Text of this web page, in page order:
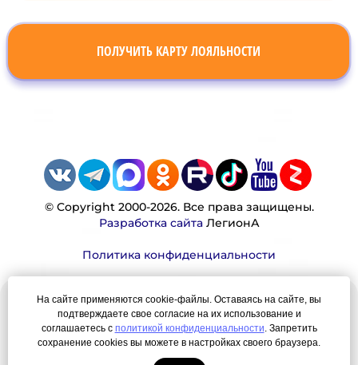
ПОЛУЧИТЬ КАРТУ ЛОЯЛЬНОСТИ
© Copyright 2000-2026. Все права защищены.
Разработка сайтаЛегионА
Политика конфиденциальности
Наша миссия:
Мы — честно, много, давно продаем вещи,
которые Вы ищете. Для нас главная ценность —
На сайте применяются cookie-файлы. Оставаясь на сайте, вы
подтверждаете свое согласие на их использование и
соглашаетесь с политикой конфиденциальности. Запретить
сохранение cookies вы можете в настройках своего браузера.